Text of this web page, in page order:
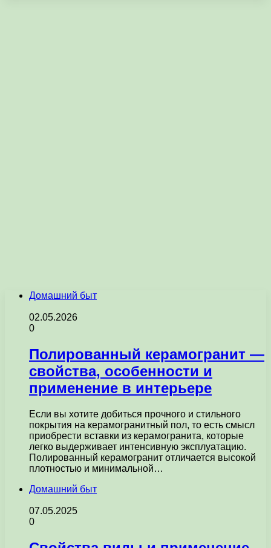
Домашний быт
02.05.2026
0
Полированный керамогранит —
свойства, особенности и
применение в интерьере
Если вы хотите добиться прочного и стильного
покрытия на керамогранитный пол, то есть смысл
приобрести вставки из керамогранита, которые
легко выдерживает интенсивную эксплуатацию.
Полированный керамогранит отличается высокой
плотностью и минимальной…
Домашний быт
07.05.2025
0